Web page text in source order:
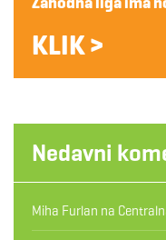
KLIK >
Nedavni
Miha Furlan na